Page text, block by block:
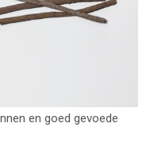
en goed gevoede